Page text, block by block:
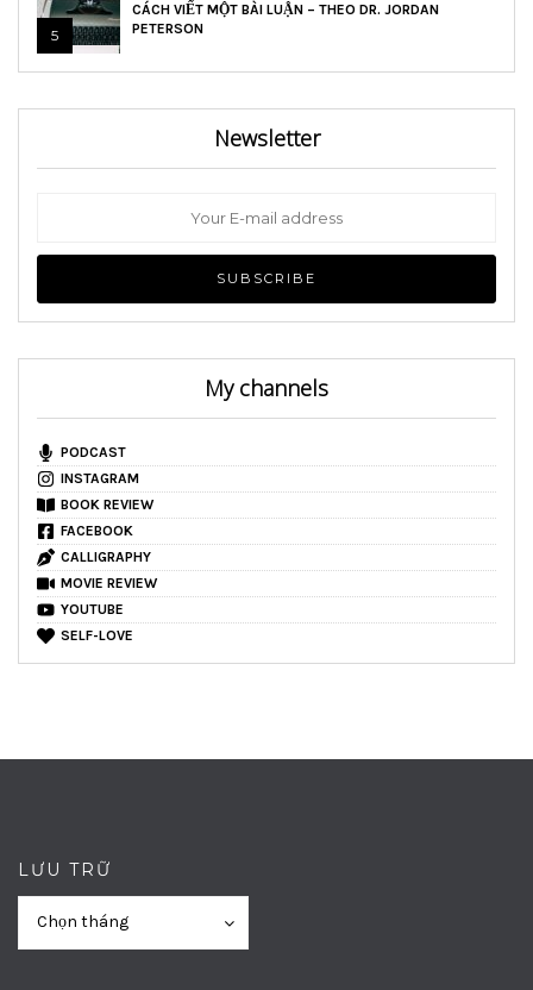
5
CÁCH VIẾT MỘT BÀI LUẬN – THEO DR. JORDAN
PETERSON
Newsletter
My channels
PODCAST
INSTAGRAM
BOOK REVIEW
FACEBOOK
CALLIGRAPHY
MOVIE REVIEW
YOUTUBE
SELF-LOVE
LƯU TRỮ
Chọn tháng